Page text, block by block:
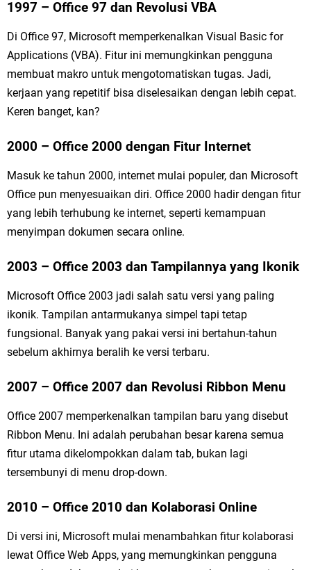
1997 – Office 97 dan Revolusi VBA
Di Office 97, Microsoft memperkenalkan Visual Basic for
Applications (VBA). Fitur ini memungkinkan pengguna
membuat makro untuk mengotomatiskan tugas. Jadi,
kerjaan yang repetitif bisa diselesaikan dengan lebih cepat.
Keren banget, kan?
2000 – Office 2000 dengan Fitur Internet
Masuk ke tahun 2000, internet mulai populer, dan Microsoft
Office pun menyesuaikan diri. Office 2000 hadir dengan fitur
yang lebih terhubung ke internet, seperti kemampuan
menyimpan dokumen secara online.
2003 – Office 2003 dan Tampilannya yang Ikonik
Microsoft Office 2003 jadi salah satu versi yang paling
ikonik. Tampilan antarmukanya simpel tapi tetap
fungsional. Banyak yang pakai versi ini bertahun-tahun
sebelum akhirnya beralih ke versi terbaru.
2007 – Office 2007 dan Revolusi Ribbon Menu
Office 2007 memperkenalkan tampilan baru yang disebut
Ribbon Menu. Ini adalah perubahan besar karena semua
fitur utama dikelompokkan dalam tab, bukan lagi
tersembunyi di menu drop-down.
2010 – Office 2010 dan Kolaborasi Online
Di versi ini, Microsoft mulai menambahkan fitur kolaborasi
lewat Office Web Apps, yang memungkinkan pengguna